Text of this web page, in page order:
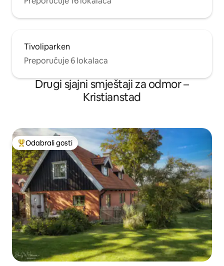
Tivoliparken
Preporučuje 6 lokalaca
Drugi sjajni smještaji za odmor –
Kristianstad
Među najviše rangiranima s oznakom „Odabrali gosti”
Odabrali gosti